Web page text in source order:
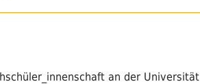
an der Universität